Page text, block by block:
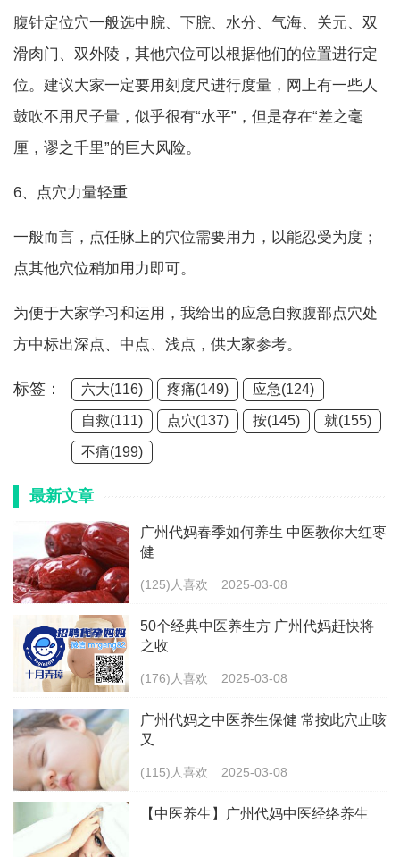
腹针定位穴一般选中脘、下脘、水分、气海、关元、双
滑肉门、双外陵，其他穴位可以根据他们的位置进行定
位。建议大家一定要用刻度尺进行度量，网上有一些人
鼓吹不用尺子量，似乎很有“水平”，但是存在“差之毫
厘，谬之千里”的巨大风险。
6、点穴力量轻重
一般而言，点任脉上的穴位需要用力，以能忍受为度；
点其他穴位稍加用力即可。
为便于大家学习和运用，我给出的应急自救腹部点穴处
方中标出深点、中点、浅点，供大家参考。
标签： 六大(116) 疼痛(149) 应急(124)
自救(111) 点穴(137) 按(145) 就(155)
不痛(199)
最新文章
广州代妈春季如何养生 中医教你大红枣
健
(125)人喜欢 2025-03-08
50个经典中医养生方 广州代妈赶快将
之收
(176)人喜欢 2025-03-08
广州代妈之中医养生保健 常按此穴止咳
又
(115)人喜欢 2025-03-08
【中医养生】广州代妈中医经络养生